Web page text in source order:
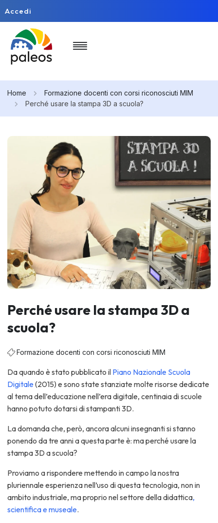
Accedi
Home
Formazione docenti con corsi riconosciuti MIM
Perché usare la stampa 3D a scuola?
Perché usare la stampa 3D a
scuola?
Formazione docenti con corsi riconosciuti MIM
Da quando è stato pubblicato il Piano Nazionale Scuola
Digitale (2015) e sono state stanziate molte risorse dedicate
al tema dell’educazione nell’era digitale, centinaia di scuole
hanno potuto dotarsi di stampanti 3D.
La domanda che, però, ancora alcuni insegnanti si stanno
ponendo da tre anni a questa parte è: ma perché usare la
stampa 3D a scuola?
Proviamo a rispondere mettendo in campo la nostra
pluriennale esperienza nell’uso di questa tecnologia, non in
ambito industriale, ma proprio nel settore della didattica,
scientifica e museale.